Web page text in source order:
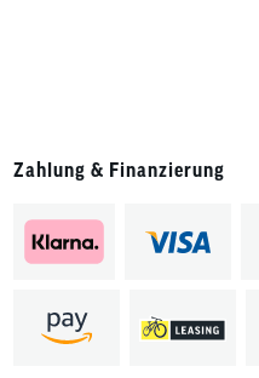
Zahlung & Finanzierung